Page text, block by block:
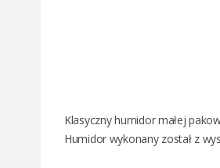
Klasyczny humidor małej
Humidor wykonany został z